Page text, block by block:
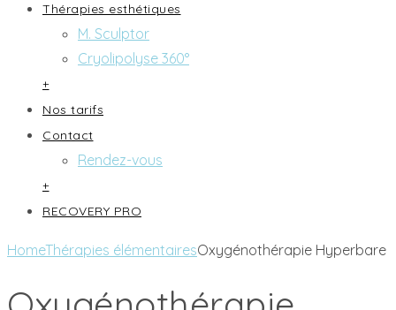
Thérapies esthétiques
M. Sculptor
Cryolipolyse 360°
+
Nos tarifs
Contact
Rendez-vous
+
RECOVERY PRO
HomeThérapies élémentairesOxygénothérapie Hyperbare